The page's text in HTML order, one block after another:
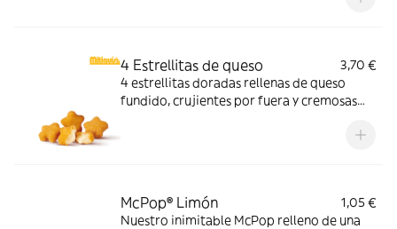
4 Estrellitas de queso
3,70 €
4 estrellitas doradas rellenas de queso
fundido, crujientes por fuera y cremosas
McPop® Limón
1,05 €
Nuestro inimitable McPop relleno de una